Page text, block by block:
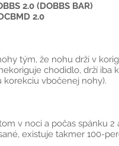
2.0 (DOBBS BAR)
2.0
tým, že nohu drží v
chodidlo, drží iba
korekciu vbočenej nohy).
v noci a počas spánku 2
existuje takmer 100-